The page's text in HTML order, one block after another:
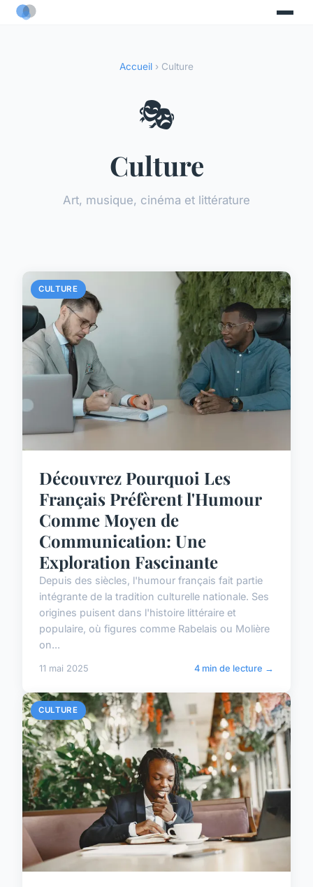
Accueil › Culture
🎭
Culture
Art, musique, cinéma et littérature
CULTURE
Découvrez Pourquoi Les
Français Préfèrent l'Humour
Comme Moyen de
Communication: Une
Exploration Fascinante
Depuis des siècles, l'humour français fait partie
intégrante de la tradition culturelle nationale. Ses
origines puisent dans l'histoire littéraire et
populaire, où figures comme Rabelais ou Molière
on...
11 mai 2025 4 min de lecture →
CULTURE